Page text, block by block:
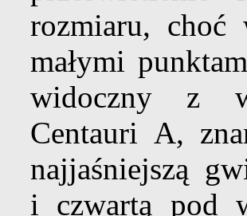
rozmiaru,
małymi
widoczny z
Centauri A,
najjaśniejszą
i czwartą pod